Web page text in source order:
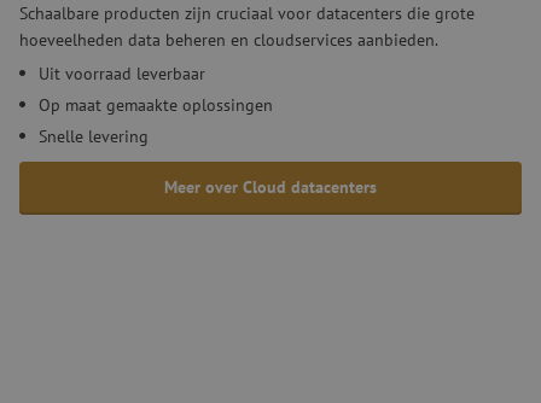
Schaalbare producten zijn cruciaal voor datacenters die grote
hoeveelheden data beheren en cloudservices aanbieden.
Uit voorraad leverbaar
Op maat gemaakte oplossingen
Snelle levering
Meer over Cloud datacenters